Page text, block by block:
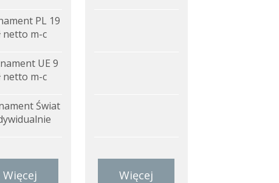
PL 19
netto m-c
UE 9
netto m-c
Świat
Więcej Więcej